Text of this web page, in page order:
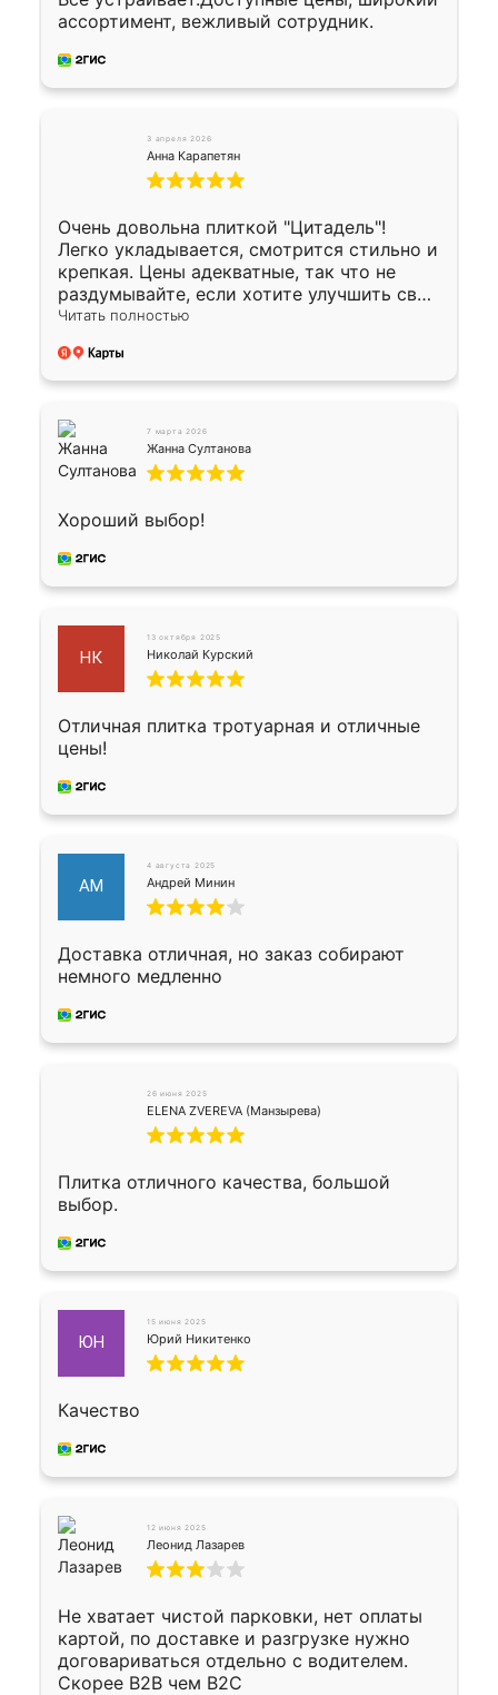
ассортимент, вежливый сотрудник.
3 апреля 2026
Анна Карапетян
Очень довольна плиткой "Цитадель"!
Легко укладывается, смотрится стильно и
крепкая. Цены адекватные, так что не
раздумывайте, если хотите улучшить свой
двор!
Читать полностью
7 марта 2026
Жанна Султанова
Хороший выбор!
НК
13 октября 2025
Николай Курский
Отличная плитка тротуарная и отличные
цены!
АМ
4 августа 2025
Андрей Минин
Доставка отличная, но заказ собирают
немного медленно
26 июня 2025
ELENA ZVEREVA (Манзырева)
Плитка отличного качества, большой
выбор.
ЮН
15 июня 2025
Юрий Никитенко
Качество
12 июня 2025
Леонид Лазарев
Не хватает чистой парковки, нет оплаты
картой, по доставке и разгрузке нужно
договариваться отдельно с водителем.
Скорее B2B чем B2C